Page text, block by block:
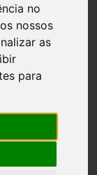
no
nossos
as
para
Silv